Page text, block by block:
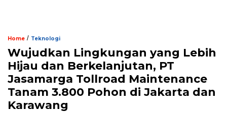
Home / Teknologi
Wujudkan Lingkungan yang Lebih
Hijau dan Berkelanjutan, PT
Jasamarga Tollroad Maintenance
Tanam 3.800 Pohon di Jakarta dan
Karawang